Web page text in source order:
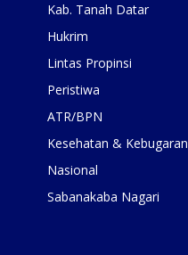
Kab. Tanah Datar
Hukrim
Lintas Propinsi
Peristiwa
ATR/BPN
Kesehatan & Kebugaran
Nasional
Sabanakaba Nagari